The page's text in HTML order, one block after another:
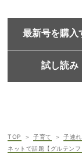
最新号を購入
試し読み
TOP 子育て
子連
ネットで話題【グルテン